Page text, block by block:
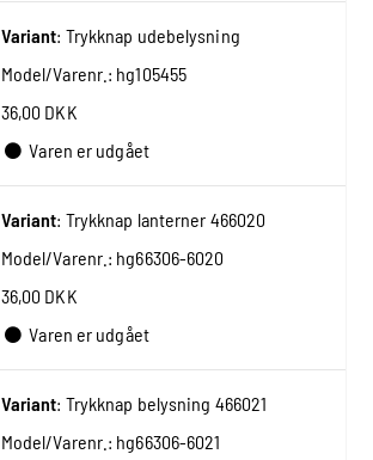
Variant: Trykknap udebelysning
Model/Varenr.: hg105455
36,00 DKK
Varen er udgået
Variant: Trykknap lanterner 466020
Model/Varenr.: hg66306-6020
36,00 DKK
Varen er udgået
Variant: Trykknap belysning 466021
Model/Varenr.: hg66306-6021